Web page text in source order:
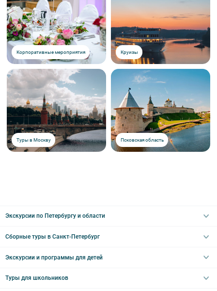
Корпоративные мероприятия Круизы
Туры в Москву Псковская область
Экскурсии по Петербургу и области
Интерьерные
Сборные туры в Санкт-Петербург
Туры в Санкт-Петербург на 2 дня
Экскурсии и программы для детей
Туры для школьников